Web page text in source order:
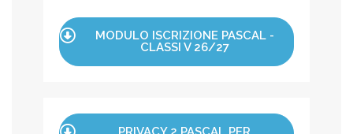
MODULO ISCRIZIONE PASCAL -
CLASSI V 26/27